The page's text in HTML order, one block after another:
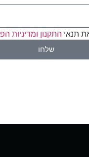
תנאי התקנון ומדיניות
שלחו